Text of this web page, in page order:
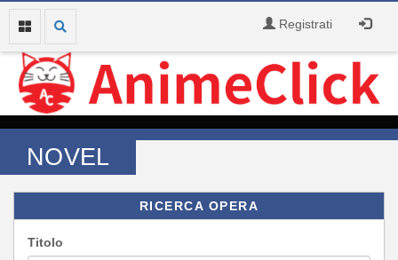
Registrati
NOVEL
RICERCA OPERA
Titolo